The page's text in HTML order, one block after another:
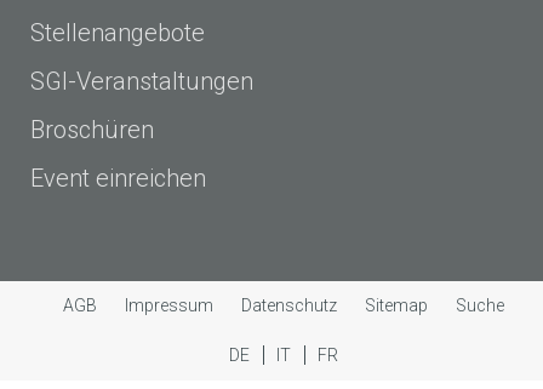
Stellenangebote
SGI-Veranstaltungen
Broschüren
Event einreichen
AGB Impressum Datenschutz Sitemap Suche
DE IT FR